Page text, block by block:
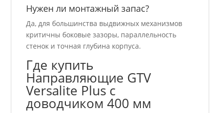
Нужен ли монтажный запас?
Да, для большинства выдвижных механизмов
критичны боковые зазоры, параллельность
стенок и точная глубина корпуса.
Где купить
Направляющие GTV
Versalite Plus с
доводчиком 400 мм